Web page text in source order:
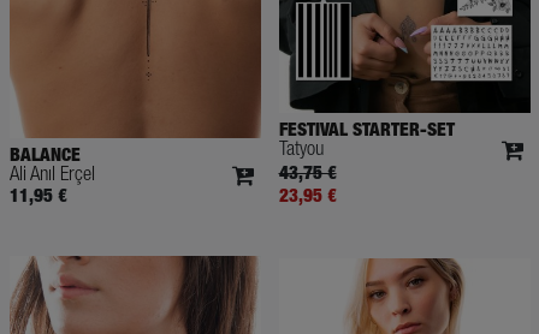
BALANCE
Ali Anıl Erçel
11,95 €
FESTIVAL STARTER-SET
Tatyou
43,75 €
23,95 €